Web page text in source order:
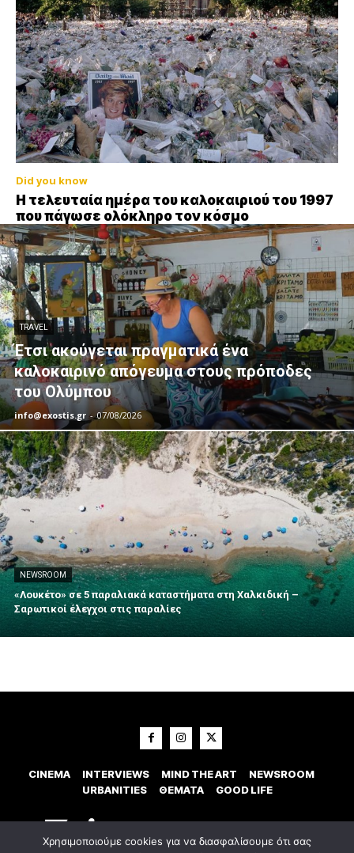
Did you know
Η τελευταία ημέρα του καλοκαιριού του 1997
που πάγωσε ολόκληρο τον κόσμο
TRAVEL
Έτσι ακούγεται πραγματικά ένα
καλοκαιρινό απόγευμα στους πρόποδες
του Ολύμπου
info@exostis.gr - 07/08/2026
NEWSROOM
«Λουκέτο» σε 5 παραλιακά καταστήματα στη Χαλκιδική –
Σαρωτικοί έλεγχοι στις παραλίες
CINEMA INTERVIEWS MIND THE ART
NEWSROOM
URBANITIES
ΘΕΜΑΤΑ GOOD LIFE
Χρησιμοποιούμε cookies για να διασφαλίσουμε ότι σας